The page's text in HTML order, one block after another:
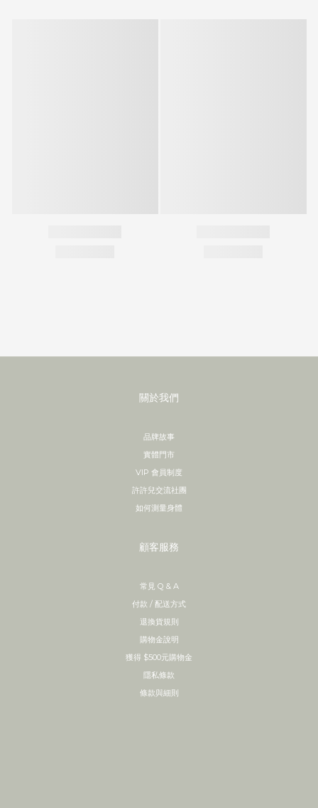
關於我們
品牌故事
實體門市
VIP 會員制度
許許兒交流社團
如何測量身體
顧客服務
常見 Q & A
付款 / 配送方式
退換貨規則
購物金說明
獲得 $500元購物金
隱私條款
條款與細則